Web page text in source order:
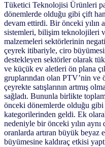
Tüketici Teknolojisi Ürünleri
dönemlerde olduğu gibi çift
devam ettirdi. Bir önceki yılın
sistemleri, bilişim teknolojileri
malzemeleri sektörlerinin
çeyrek itibariyle, ciro
destekleyen sektörler olarak
ve küçük ev aletleri ön plana
gruplarından olan PTV’nin
çeyrekte satışlarının artmış
sağladı. Bununla birlikte
önceki dönemlerde olduğu gibi
kategorilerinden geldi. Ek
nedeniyle bir önceki yılın
oranlarda artıran büyük beyaz
büyümesine kaldıraç etkisi